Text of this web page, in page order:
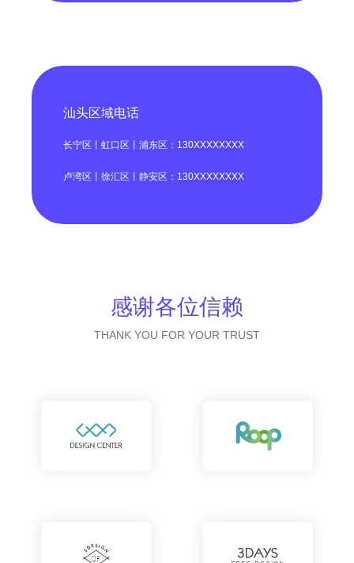
汕头区域电话
长宁区丨虹口区丨浦东区：130XXXXXXXX
卢湾区丨徐汇区丨静安区：130XXXXXXXX
感谢各位信赖
THANK YOU FOR YOUR TRUST